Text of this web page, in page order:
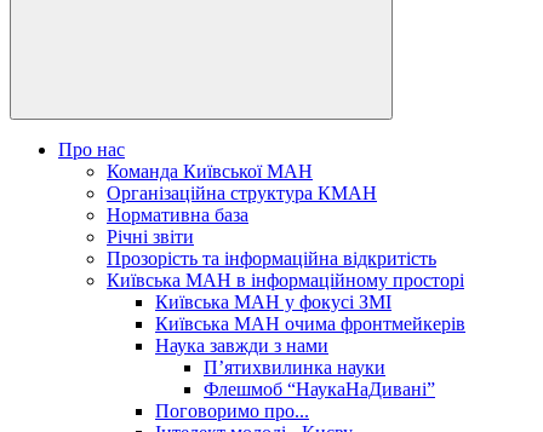
Про нас
Команда Київської МАН
Організаційна структура КМАН
Нормативна база
Річні звіти
Прозорість та інформаційна відкритість
Київська МАН в інформаційному просторі
Київська МАН у фокусі ЗМІ
Київська МАН очима фронтмейкерів
Наука завжди з нами
П’ятихвилинка науки
Флешмоб “НаукаНаДивані”
Поговоримо про...